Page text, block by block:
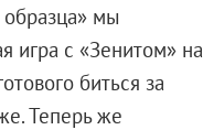
мы
игра с «Зенитом» на
биться за
Теперь же